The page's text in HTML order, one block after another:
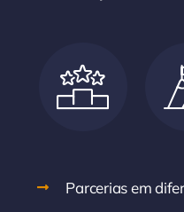
Parcerias em